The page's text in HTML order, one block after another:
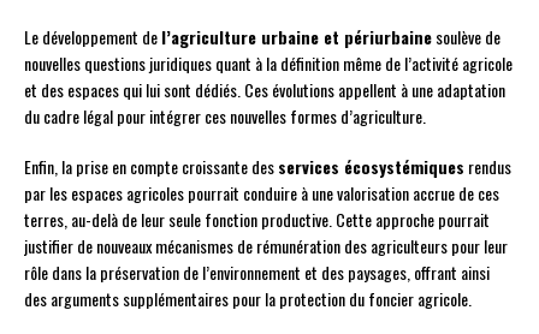
Le développement del’agriculture urbaine et périurbainesoulève de
nouvelles questions juridiques quant à la définition même de l’activité agricole
et des espaces qui lui sont dédiés. Ces évolutions appellent à une adaptation
du cadre légal pour intégrer ces nouvelles formes d’agriculture.
Enfin, la prise en compte croissante desservices écosystémiques rendus
par les espaces agricoles pourrait conduire à une valorisation accrue de ces
terres, au-delà de leur seule fonction productive. Cette approche pourrait
justifier de nouveaux mécanismes de rémunération des agriculteurs pour leur
rôle dans la préservation de l’environnement et des paysages, offrant ainsi
des arguments supplémentaires pour la protection du foncier agricole.